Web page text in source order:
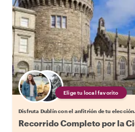
Elige tu local favorito
Disfruta Dublín con el anfitrión de tu elección.
Recorrido Completo por la